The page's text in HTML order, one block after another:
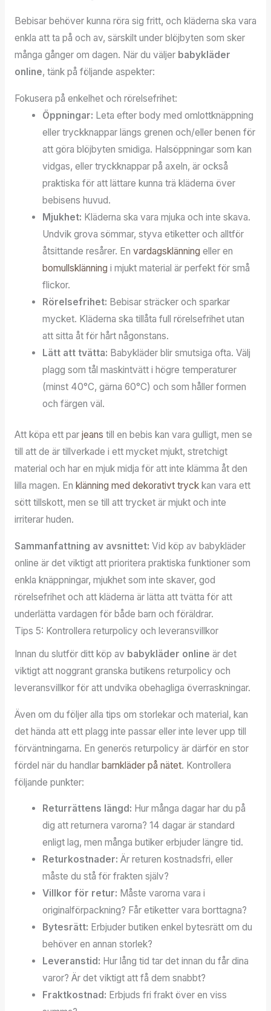
Bebisar behöver kunna röra sig fritt, och kläderna ska vara
enkla att ta på och av, särskilt under blöjbyten som sker
många gånger om dagen. När du väljer babykläder
online, tänk på följande aspekter:
Fokusera på enkelhet och rörelsefrihet:
Öppningar: Leta efter body med omlottknäppning
eller tryckknappar längs grenen och/eller benen för
att göra blöjbyten smidiga. Halsöppningar som kan
vidgas, eller tryckknappar på axeln, är också
praktiska för att lättare kunna trä kläderna över
bebisens huvud.
Mjukhet: Kläderna ska vara mjuka och inte skava.
Undvik grova sömmar, styva etiketter och alltför
åtsittande resårer. Envardagsklänning eller en
bomullsklänning i mjukt material är perfekt för små
flickor.
Rörelsefrihet: Bebisar sträcker och sparkar
mycket. Kläderna ska tillåta full rörelsefrihet utan
att sitta åt för hårt någonstans.
Lätt att tvätta: Babykläder blir smutsiga ofta. Välj
plagg som tål maskintvätt i högre temperaturer
(minst 40°C, gärna 60°C) och som håller formen
och färgen väl.
Att köpa ett par jeans till en bebis kan vara gulligt, men se
till att de är tillverkade i ett mycket mjukt, stretchigt
material och har en mjuk midja för att inte klämma åt den
lilla magen. En klänning med dekorativt tryckkan vara ett
sött tillskott, men se till att trycket är mjukt och inte
irriterar huden.
Sammanfattning av avsnittet: Vid köp av babykläder
online är det viktigt att prioritera praktiska funktioner som
enkla knäppningar, mjukhet som inte skaver, god
rörelsefrihet och att kläderna är lätta att tvätta för att
underlätta vardagen för både barn och föräldrar.
Tips 5: Kontrollera returpolicy och leveransvillkor
Innan du slutför ditt köp av babykläder online är det
viktigt att noggrant granska butikens returpolicy och
leveransvillkor för att undvika obehagliga överraskningar.
Även om du följer alla tips om storlekar och material, kan
det hända att ett plagg inte passar eller inte lever upp till
förväntningarna. En generös returpolicy är därför en stor
fördel när du handlar barnkläder på nätet. Kontrollera
följande punkter:
Returrättens längd: Hur många dagar har du på
dig att returnera varorna? 14 dagar är standard
enligt lag, men många butiker erbjuder längre tid.
Returkostnader: Är returen kostnadsfri, eller
måste du stå för frakten själv?
Villkor för retur: Måste varorna vara i
originalförpackning? Får etiketter vara borttagna?
Bytesrätt: Erbjuder butiken enkel bytesrätt om du
behöver en annan storlek?
Leveranstid: Hur lång tid tar det innan du får dina
varor? Är det viktigt att få dem snabbt?
Fraktkostnad: Erbjuds fri frakt över en viss